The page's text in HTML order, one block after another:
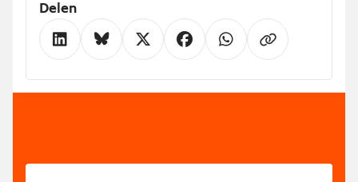
Delen